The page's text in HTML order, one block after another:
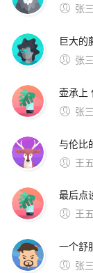
张三
张三
张三
王五
王五
张三